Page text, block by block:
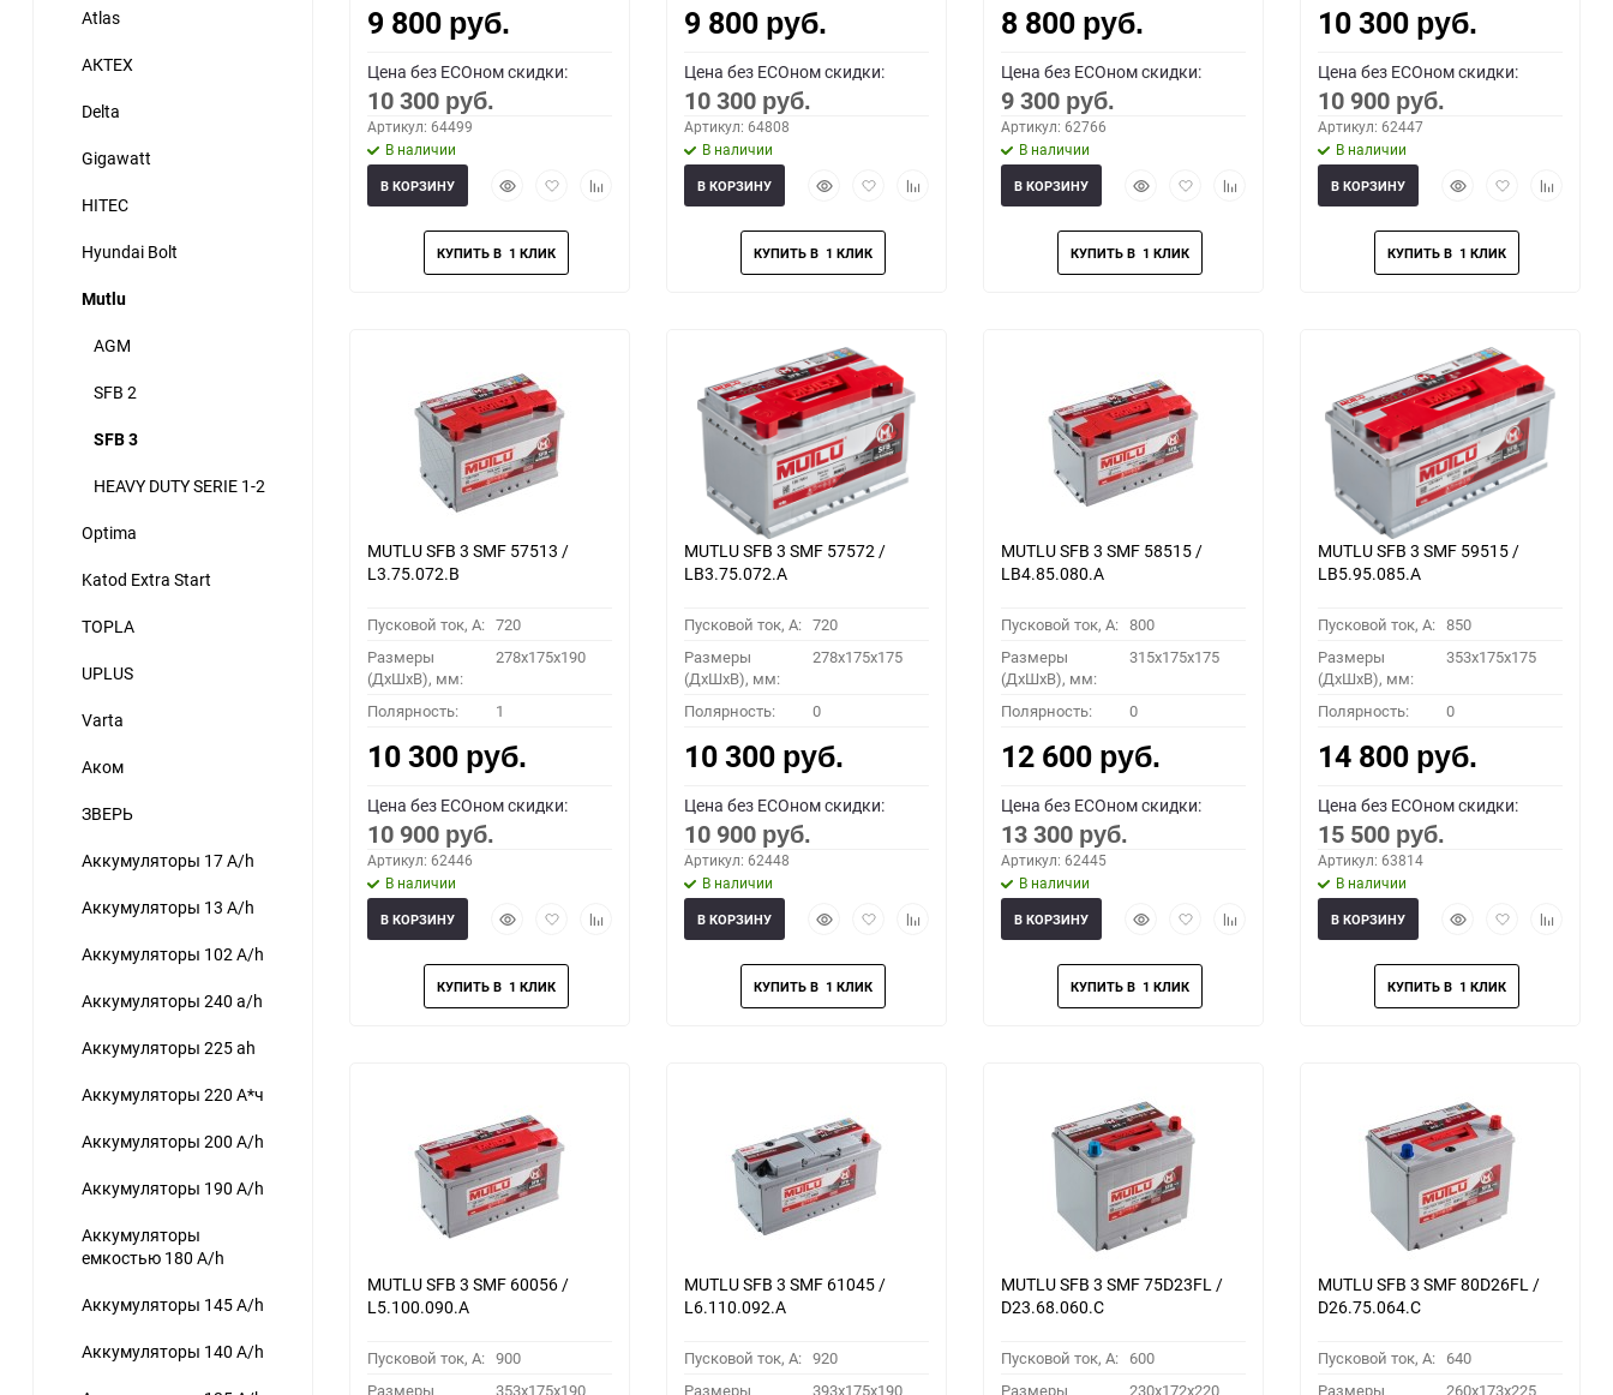
Atlas
АКТЕХ
Delta
Gigawatt
HITEC
Hyundai Bolt
Mutlu
AGM
SFB 2
SFB 3
HEAVY DUTY SERIE 1-2
Optima
Katod Extra Start
TOPLA
UPLUS
Varta
Аком
ЗВЕРЬ
Аккумуляторы 17 A/h
Аккумуляторы 13 A/h
Аккумуляторы 102 A/h
Аккумуляторы 240 a/h
Аккумуляторы 225 ah
Аккумуляторы 220 А*ч
Аккумуляторы 200 A/h
Аккумуляторы 190 A/h
Аккумуляторы
емкостью 180 A/h
Аккумуляторы 145 A/h
Аккумуляторы 140 A/h
9 800 руб.
Цена без ECOном скидки:
10 300 руб.
Артикул: 64499
В наличии
БыстрыйДобавить
избранное
Добавить
В КОРЗИНУ
9 800 руб.
Цена без ECOном скидки:
10 300 руб.
Артикул: 64808
В наличии
БыстрыйДобавить
избранное
Добавить
В КОРЗИНУ
8 800 руб.
Цена без ECOном скидки:
9 300 руб.
Артикул: 62766
В наличии
БыстрыйДобавить
избранное
Добавить
В КОРЗИНУ
10 300 руб.
Цена без ECOном скидки:
10 900 руб.
Артикул: 62447
В наличии
БыстрыйДобавить
избранное
Добавить
В КОРЗИНУ
MUTLU SFB 3 SMF 57513 /
L3.75.072.B
Пусковой ток, A: 720
Размеры
(ДхШхВ), мм:
278x175x190
Полярность: 1
10 300 руб.
Цена без ECOном скидки:
10 900 руб.
Артикул: 62446
В наличии
БыстрыйДобавить
избранное
Добавить
В КОРЗИНУ
MUTLU SFB 3 SMF 57572 /
LB3.75.072.A
Пусковой ток, A: 720
Размеры
(ДхШхВ), мм:
278x175x175
Полярность: 0
10 300 руб.
Цена без ECOном скидки:
10 900 руб.
Артикул: 62448
В наличии
БыстрыйДобавить
избранное
Добавить
В КОРЗИНУ
MUTLU SFB 3 SMF 58515 /
LB4.85.080.A
Пусковой ток, A: 800
Размеры
(ДхШхВ), мм:
315x175x175
Полярность: 0
12 600 руб.
Цена без ECOном скидки:
13 300 руб.
Артикул: 62445
В наличии
БыстрыйДобавить
избранное
Добавить
В КОРЗИНУ
MUTLU SFB 3 SMF 59515 /
LB5.95.085.A
Пусковой ток, A: 850
Размеры
(ДхШхВ), мм:
353x175x175
Полярность: 0
14 800 руб.
Цена без ECOном скидки:
15 500 руб.
Артикул: 63814
В наличии
БыстрыйДобавить
избранное
Добавить
В КОРЗИНУ
MUTLU SFB 3 SMF 60056 /
L5.100.090.A
Пусковой ток, A: 900
MUTLU SFB 3 SMF 61045 /
L6.110.092.A
Пусковой ток, A: 920
MUTLU SFB 3 SMF 75D23FL /
D23.68.060.C
Пусковой ток, A: 600
MUTLU SFB 3 SMF 80D26FL /
D26.75.064.C
Пусковой ток, A: 640